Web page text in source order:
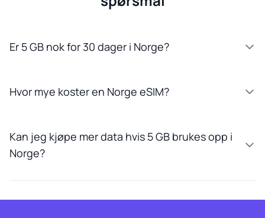
Er 5 GB nok for 30 dager i Norge?
Hvor mye koster en Norge eSIM?
Kan jeg kjøpe mer data hvis 5 GB brukes opp i
Norge?